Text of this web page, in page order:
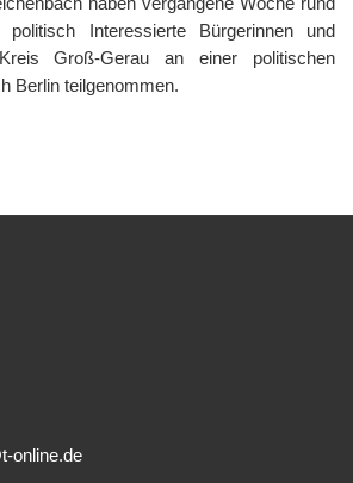
politisch Interessierte Bürgerinnen und
Groß-Gerau an einer politischen
Berlin teilgenommen.
online.de